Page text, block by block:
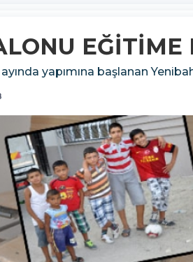
EĞİTİME
ayında yapımına başlanan